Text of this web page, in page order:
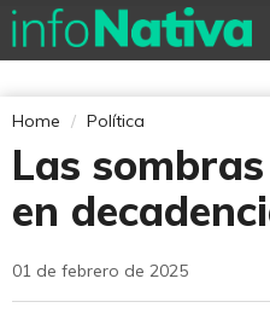
Home Política
Las
en
01 de febrero de 2025